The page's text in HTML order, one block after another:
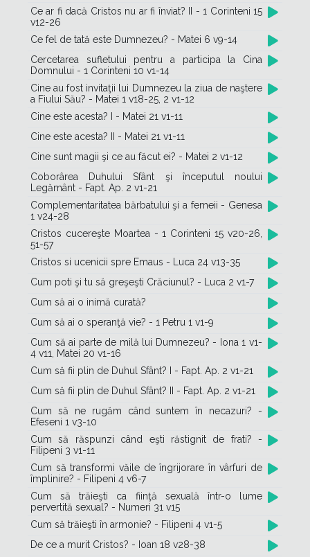
Ce ar fi dacă Cristos nu ar fi înviat? II - 1 Corinteni 15
v12-26
Ce fel de tată este Dumnezeu? - Matei 6 v9-14
Cercetarea sufletului pentru a participa la Cina
Domnului - 1 Corinteni 10 v1-14
Cine au fost invitaţii lui Dumnezeu la ziua de naştere
a Fiului Său? - Matei 1 v18-25, 2 v1-12
Cine este acesta? I - Matei 21 v1-11
Cine este acesta? II - Matei 21 v1-11
Cine sunt magii şi ce au făcut ei? - Matei 2 v1-12
Coborârea Duhului Sfânt şi începutul noului
Legământ - Fapt. Ap. 2 v1-21
Complementaritatea bărbatului şi a femeii - Genesa
1 v24-28
Cristos cucereşte Moartea - 1 Corinteni 15 v20-26,
51-57
Cristos si ucenicii spre Emaus - Luca 24 v13-35
Cum poti şi tu să greşeşti Crăciunul? - Luca 2 v1-7
Cum să ai o inimă curată?
Cum să ai o speranţă vie? - 1 Petru 1 v1-9
Cum să ai parte de milă lui Dumnezeu? - Iona 1 v1-
4 v11, Matei 20 v1-16
Cum să fii plin de Duhul Sfânt? I - Fapt. Ap. 2 v1-21
Cum să fii plin de Duhul Sfânt? II - Fapt. Ap. 2 v1-21
Cum să ne rugăm când suntem în necazuri? -
Efeseni 1 v3-10
Cum să răspunzi când eşti răstignit de frati? -
Filipeni 3 v1-11
Cum să transformi văile de îngrijorare în vârfuri de
împlinire? - Filipeni 4 v6-7
Cum să trăieşti ca fiinţă sexuală într-o lume
pervertită sexual? - Numeri 31 v15
Cum să trăieşti în armonie? - Filipeni 4 v1-5
De ce a murit Cristos? - Ioan 18 v28-38